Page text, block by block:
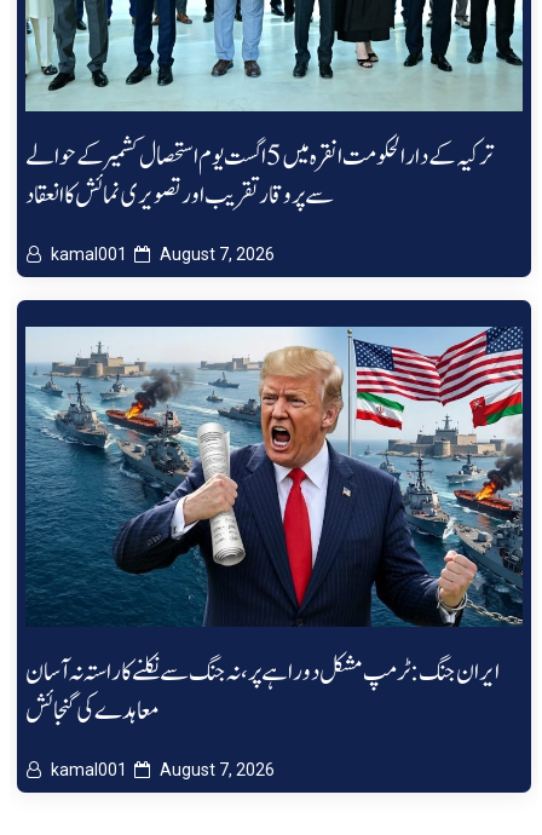
ترکیہ کے دارالحکومت انقرہ میں 5 اگست یوم استحصال کشمیر کے حوالے
سے پروقار تقریب اور تصویری نمائش کا انعقاد
kamal001 August 7, 2026
ایران جنگ: ٹرمپ مشکل دوراہے پر، نہ جنگ سے نکلنے کا راستہ نہ آسان
معاہدے کی گنجائش
kamal001 August 7, 2026